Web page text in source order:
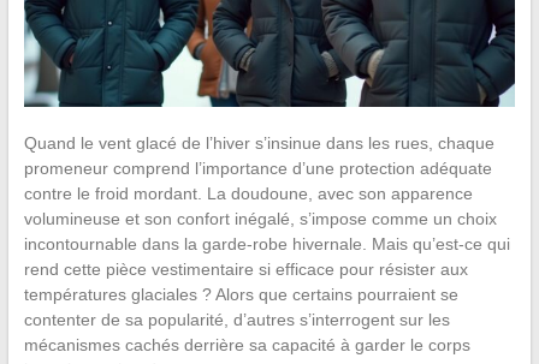
Quand le vent glacé de l’hiver s’insinue dans les rues, chaque
promeneur comprend l’importance d’une protection adéquate
contre le froid mordant. La doudoune, avec son apparence
volumineuse et son confort inégalé, s’impose comme un choix
incontournable dans la garde-robe hivernale. Mais qu’est-ce qui
rend cette pièce vestimentaire si efficace pour résister aux
températures glaciales ? Alors que certains pourraient se
contenter de sa popularité, d’autres s’interrogent sur les
mécanismes cachés derrière sa capacité à garder le corps